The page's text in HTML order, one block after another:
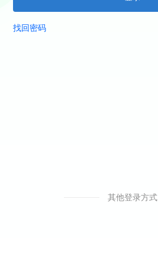
找回密码
其他登录方式